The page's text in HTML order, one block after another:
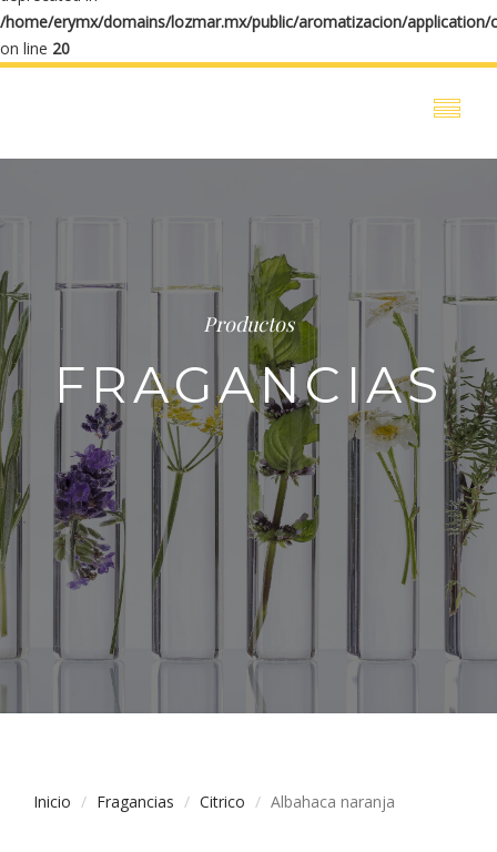
/home/erymx/domains/lozmar.mx/public/aromatizacion/application/
on line 20
Productos
FRAGANCIAS
Inicio Fragancias Citrico Albahaca naranja